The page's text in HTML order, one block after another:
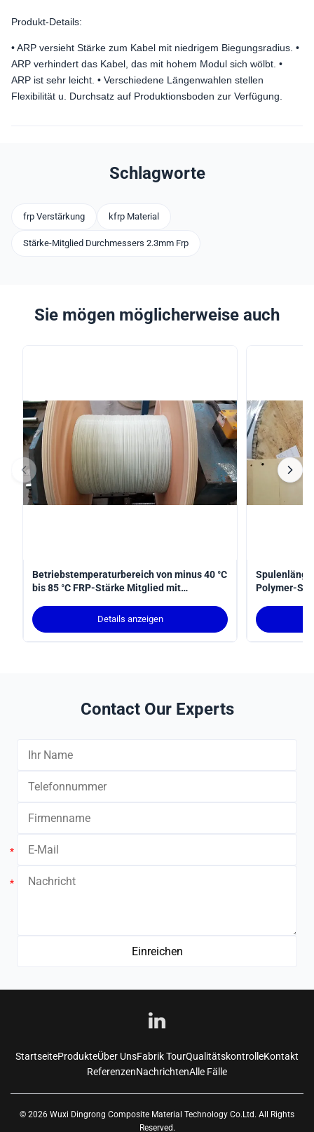
Produkt-Details:
• ARP versieht Stärke zum Kabel mit niedrigem Biegungsradius. •
ARP verhindert das Kabel, das mit hohem Modul sich wölbt. •
ARP ist sehr leicht. • Verschiedene Längenwahlen stellen
Flexibilität u. Durchsatz auf Produktionsboden zur Verfügung.
Schlagworte
frp Verstärkung kfrp Material
Stärke-Mitglied Durchmessers 2.3mm Frp
Sie mögen möglicherweise auch
Betriebstemperaturbereich von minus 40 °C
bis 85 °C FRP-Stärke Mitglied mit
und 1,5-prozentiger Verlängerung beim
Bruch entwickelt Kabelstärke
Details anzeigen
Polymer-
Contact Our Experts
*
*
StartseiteProdukteÜber UnsFabrik TourQualitätskontrolleKontakt
ReferenzenNachrichtenAlle Fälle
© 2026 Wuxi Dingrong Composite Material Technology Co.Ltd. All Rights
Reserved.